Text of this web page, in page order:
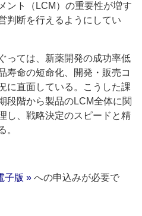
ント（LCM）の重要性が増す
判断を行えるようにしてい
っては、新薬開発の成功率低
寿命の短命化、開発・販売コ
に直面している。こうした課
段階から製品のLCM全体に関
し、戦略決定のスピードと精
。
子版 » への申込みが必要で